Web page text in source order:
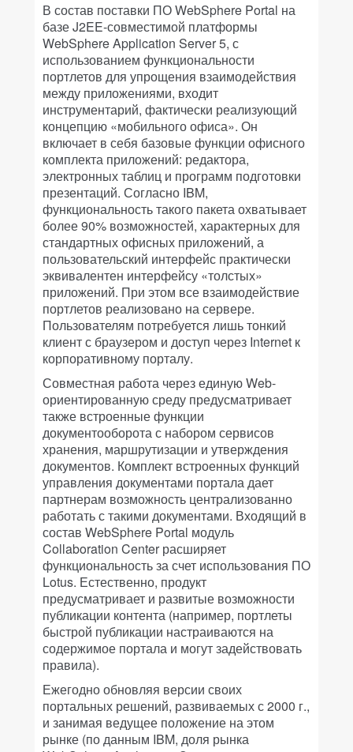
В состав поставки ПО WebSphere Portal на
базе J2EE-совместимой платформы
WebSphere Application Server 5, с
использованием функциональности
портлетов для упрощения взаимодействия
между приложениями, входит
инструментарий, фактически реализующий
концепцию «мобильного офиса». Он
включает в себя базовые функции офисного
комплекта приложений: редактора,
электронных таблиц и программ подготовки
презентаций. Согласно IBM,
функциональность такого пакета охватывает
более 90% возможностей, характерных для
стандартных офисных приложений, а
пользовательский интерфейс практически
эквивалентен интерфейсу «толстых»
приложений. При этом все взаимодействие
портлетов реализовано на сервере.
Пользователям потребуется лишь тонкий
клиент с браузером и доступ через Internet к
корпоративному порталу.
Совместная работа через единую Web-
ориентированную среду предусматривает
также встроенные функции
документооборота с набором сервисов
хранения, маршрутизации и утверждения
документов. Комплект встроенных функций
управления документами портала дает
партнерам возможность централизованно
работать с такими документами. Входящий в
состав WebSphere Portal модуль
Collaboration Center расширяет
функциональность за счет использования ПО
Lotus. Естественно, продукт
предусматривает и развитые возможности
публикации контента (например, портлеты
быстрой публикации настраиваются на
содержимое портала и могут задействовать
правила).
Ежегодно обновляя версии своих
портальных решений, развиваемых с 2000 г.,
и занимая ведущее положение на этом
рынке (по данным IBM, доля рынка